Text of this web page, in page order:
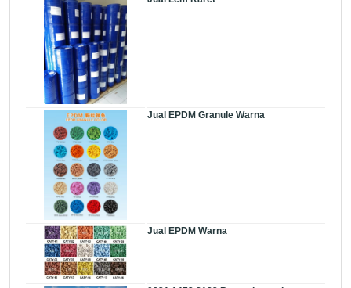
Jual EPDM Granule Warna
Jual EPDM Warna